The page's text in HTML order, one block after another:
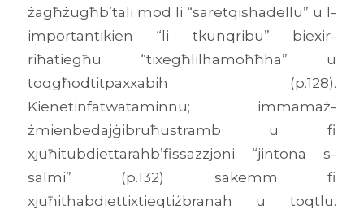
żagħżugħb’tali mod li “saretqishadellu” u l-
importantikien “li tkunqribu” biexir-
riħatiegħu “tixegħlilhamoħħha” u
toqgħodtitpaxxabih (p.128).
Kienetinfatwataminnu; immamaż-
żmienbedajġibruħustramb u fi
xjuħitubdiettarahb’fissazzjoni “jintona s-
salmi” (p.132) sakemm fi
xjuħithabdiettixtieqtiżbranah u toqtlu.